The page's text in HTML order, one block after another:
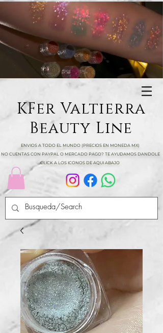
KFer Valtierra
Beauty Line
ENVIOS A TODO EL MUNDO (PRECIOS EN MONEDA MX)
NO CUENTAS CON PAYPAL O MERCADO PAGO? TE AYUDAMOS DANDOLE
CLICK A LOS ICONOS DE AQUI ABAJO